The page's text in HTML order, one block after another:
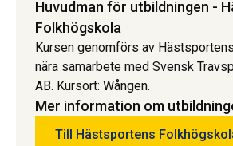
Huvudman för utbildningen -
Folkhögskola
Kursen genomförs av
nära samarbete med Svensk
AB. Kursort: Wången.
Mer information om
Till Hästsportens